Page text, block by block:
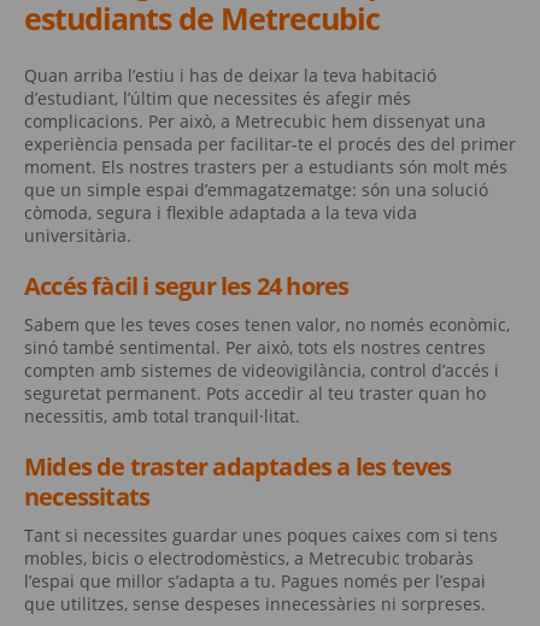
estudiants de Metrecubic
Quan arriba l’estiu i has de deixar la teva habitació
d’estudiant, l’últim que necessites és afegir més
complicacions. Per això, a Metrecubic hem dissenyat una
experiència pensada per facilitar-te el procés des del primer
moment. Els nostres trasters per a estudiants són molt més
que un simple espai d’emmagatzematge: són una solució
còmoda, segura i flexible adaptada a la teva vida
universitària.
Accés fàcil i segur les 24 hores
Sabem que les teves coses tenen valor, no només econòmic,
sinó també sentimental. Per això, tots els nostres centres
compten amb sistemes de videovigilància, control d’accés i
seguretat permanent. Pots accedir al teu traster quan ho
necessitis, amb total tranquil·litat.
Mides de traster adaptades a les teves
necessitats
Tant si necessites guardar unes poques caixes com si tens
mobles, bicis o electrodomèstics, a Metrecubic trobaràs
l’espai que millor s’adapta a tu. Pagues només per l’espai
que utilitzes, sense despeses innecessàries ni sorpreses.